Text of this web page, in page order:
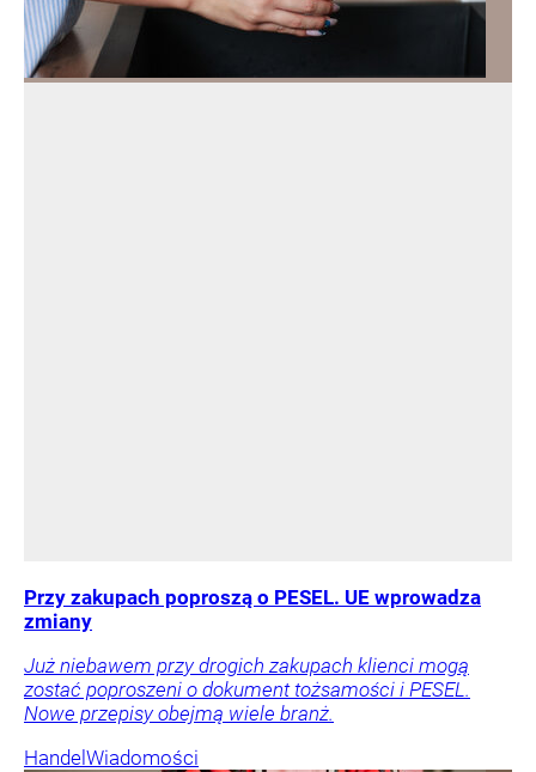
Przy zakupach poproszą o PESEL. UE wprowadza
zmiany
Już niebawem przy drogich zakupach klienci mogą
zostać poproszeni o dokument tożsamości i PESEL.
Nowe przepisy obejmą wiele branż.
Handel Wiadomości